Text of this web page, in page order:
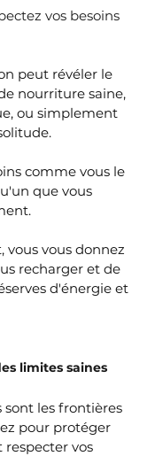
vos besoins
peut révéler le
nourriture saine,
ou simplement
comme vous le
que vous
vous vous donnez
recharger et de
d'énergie et
limites saines
sont les frontières
pour protéger
vos